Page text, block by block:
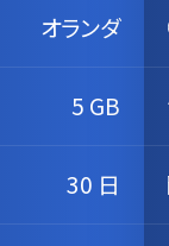
オランダ
5 GB
30 日